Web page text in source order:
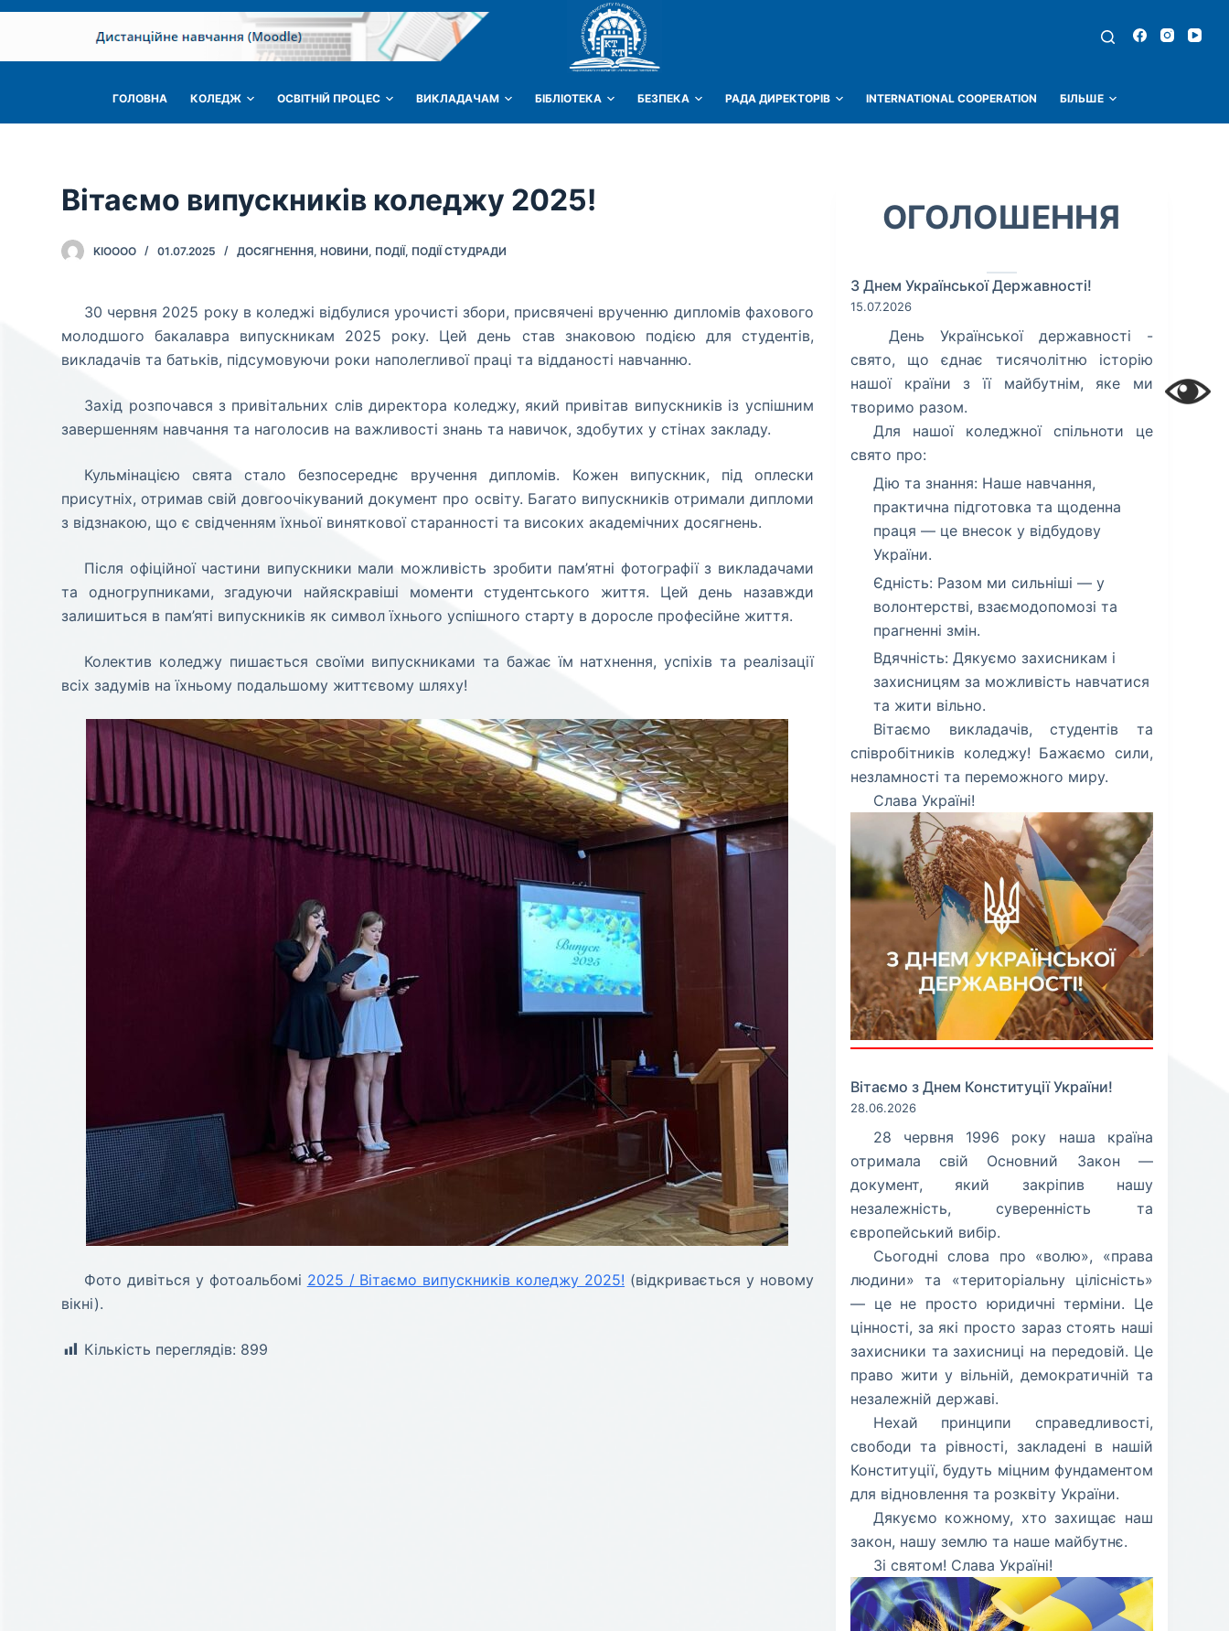
ГОЛОВНА КОЛЕДЖ ОСВІТНІЙ ПРОЦЕС ВИКЛАДАЧАМ БІБЛІОТЕКА БЕЗПЕКА РАДА ДИРЕКТОРІВ INTERNATIONAL COOPERATION БІЛЬШЕ
Вітаємо випускників коледжу 2025!
KIOOOO 01.07.2025 ДОСЯГНЕННЯ,НОВИНИ, ПОДІЇ, ПОДІЇ СТУДРАДИ
30 червня 2025 року в коледжі відбулися урочисті збори, присвячені врученню дипломів фахового
молодшого бакалавра випускникам 2025 року. Цей день став знаковою подією для студентів,
викладачів та батьків, підсумовуючи роки наполегливої праці та відданості навчанню.
Захід розпочався з привітальних слів директора коледжу, який привітав випускників із успішним
завершенням навчання та наголосив на важливості знань та навичок, здобутих у стінах закладу.
Кульмінацією свята стало безпосереднє вручення дипломів. Кожен випускник, під оплески
присутніх, отримав свій довгоочікуваний документ про освіту. Багато випускників отримали дипломи
з відзнакою, що є свідченням їхньої виняткової старанності та високих академічних досягнень.
Після офіційної частини випускники мали можливість зробити пам’ятні фотографії з викладачами
та одногрупниками, згадуючи найяскравіші моменти студентського життя. Цей день назавжди
залишиться в пам’яті випускників як символ їхнього успішного старту в доросле професійне життя.
Колектив коледжу пишається своїми випускниками та бажає їм натхнення, успіхів та реалізації
всіх задумів на їхньому подальшому життєвому шляху!
Фото дивіться у фотоальбомі 2025 / Вітаємо випускників коледжу 2025! (відкривається у новому
вікні).
Кількість переглядів: 899
ОГОЛОШЕННЯ
З Днем Української Державності!
15.07.2026
​ День Української державності -
свято, що єднає тисячолітню історію
нашої країни з її майбутнім, яке ми
творимо разом.
​Для нашої коледжної спільноти це
свято про:
​Дію та знання: Наше навчання,
практична підготовка та щоденна
праця — це внесок у відбудову
України.
Єдність: Разом ми сильніші — у
волонтерстві, взаємодопомозі та
прагненні змін.
Вдячність: Дякуємо захисникам і
захисницям за можливість навчатися
та жити вільно.
​Вітаємо викладачів, студентів та
співробітників коледжу! Бажаємо сили,
незламності та переможного миру.
​Слава Україні!
Вітаємо з Днем Конституції України!
28.06.2026
​28 червня 1996 року наша країна
отримала свій Основний Закон —
документ, який закріпив нашу
незалежність, суверенність та
європейський вибір.
​Сьогодні слова про «волю», «права
людини» та «територіальну цілісність»
— це не просто юридичні терміни. Це
цінності, за які просто зараз стоять наші
захисники та захисниці на передовій. Це
право жити у вільній, демократичній та
незалежній державі.
​Нехай принципи справедливості,
свободи та рівності, закладені в нашій
Конституції, будуть міцним фундаментом
для відновлення та розквіту України.
​Дякуємо кожному, хто захищає наш
закон, нашу землю та наше майбутнє.
​Зі святом! Слава Україні!